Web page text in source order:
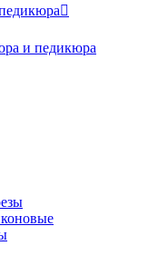
и педикюра